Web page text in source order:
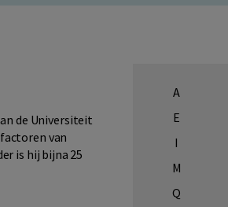
de Universiteit
van
is hij bijna 25
A
E
I
M
Q